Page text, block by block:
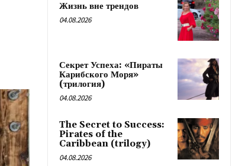
Жизнь вне трендов
04.08.2026
Секрет Успеха: «Пираты
Карибского Моря»
(трилогия)
04.08.2026
The Secret to Success:
Pirates of the
Caribbean (trilogy)
04.08.2026